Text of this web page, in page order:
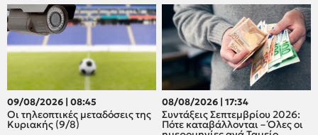
09/08/2026 | 08:45
Οι τηλεοπτικές μεταδόσεις της
Κυριακής (9/8)
08/08/2026 | 17:34
Συντάξεις Σεπτεμβρίου 2026:
Πότε καταβάλλονται – Όλες οι